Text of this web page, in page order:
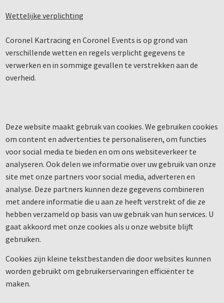
Wettelijke verplichting
Coronel Kartracing en Coronel Events is op grond van
verschillende wetten en regels verplicht gegevens te
verwerken en in sommige gevallen te verstrekken aan de
overheid.
Deze website maakt gebruik van cookies. We gebruiken cookies
om content en advertenties te personaliseren, om functies
voor social media te bieden en om ons websiteverkeer te
analyseren. Ook delen we informatie over uw gebruik van onze
site met onze partners voor social media, adverteren en
analyse. Deze partners kunnen deze gegevens combineren
met andere informatie die u aan ze heeft verstrekt of die ze
hebben verzameld op basis van uw gebruik van hun services. U
gaat akkoord met onze cookies als u onze website blijft
gebruiken.
Cookies zijn kleine tekstbestanden die door websites kunnen
worden gebruikt om gebruikerservaringen efficiënter te
maken.